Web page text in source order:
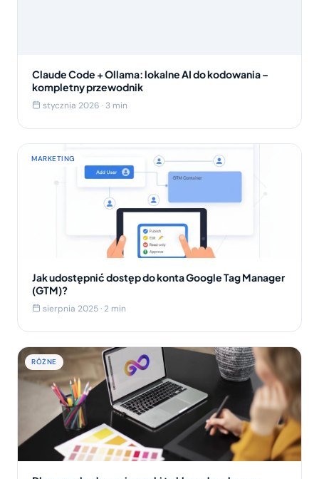
Claude Code + Ollama: lokalne AI do kodowania –
kompletny przewodnik
stycznia 2026 · 3 min
MARKETING
Jak udostępnić dostęp do konta Google Tag Manager
(GTM)?
sierpnia 2025 · 2 min
RÓŻNE